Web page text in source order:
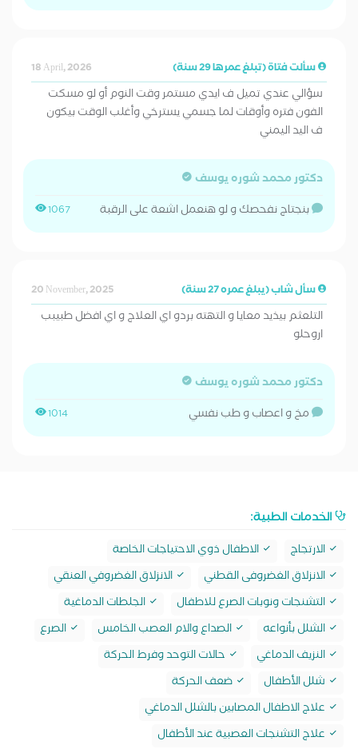
سألت فتاة (تبلغ عمرها 29 سنة) 18 April, 2026
سؤالي عندي تميل ف ايدي مستمر وقت النوم أو لو مسكت
الفون فتره وأوقات لما جسمي يسترخي وأغلب الوقت بيكون
ف اليد اليمني
دكتور محمد شوره يوسف
1067 بنجتاج نفحصك و لو هنعمل اشعة على الرقبة
سأل شاب (يبلغ عمره 27 سنة) 20 November, 2025
التلعثم بيذيد معايا و التهته بردو اي العلاج و اي افضل طبيبب
اروحلو
دكتور محمد شوره يوسف
1014 مخ و اعصاب و طب نفسي
الخدمات الطبية:
الارتجاج
الاطفال ذوي الاحتياجات الخاصة
الانزلاق الغضروفى القطني
الانزلاق الغضروفي العنقي
التشنجات ونوبات الصرع للاطفال
الجلطات الدماغية
الشلل بأنواعه
الصداع والام العصب الخامس
الصرع
النزيف الدماغي
حالات التوحد وفرط الحركة
شلل الأطفال
ضعف الحركة
علاج الاطفال المصابين بالشلل الدماغي
علاج التشنجات العصبية عند الأطفال